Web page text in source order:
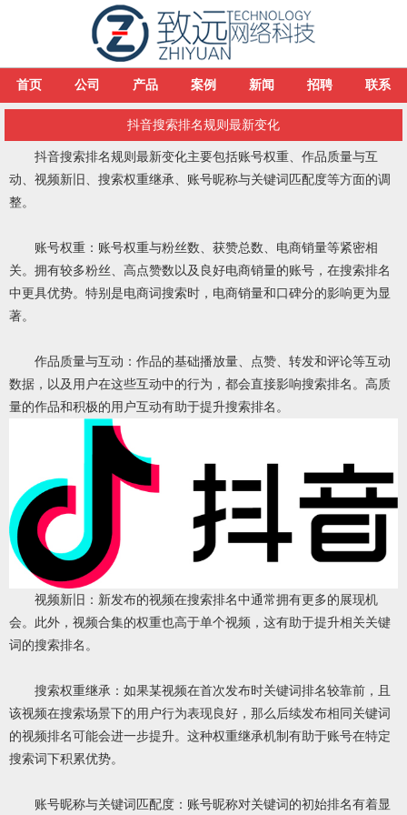
首页 公司 产品 案例 新闻 招聘 联系
抖音搜索排名规则最新变化
‌抖音搜索排名规则最新变化主要包括账号权重、作品质量与互
动、视频新旧、搜索权重继承、账号昵称与关键词匹配度等方面的调
整‌。
‌账号权重‌：账号权重与粉丝数、获赞总数、电商销量等紧密相
关。拥有较多粉丝、高点赞数以及良好电商销量的账号，在搜索排名
中更具优势。特别是电商词搜索时，电商销量和口碑分的影响更为显
著‌。
‌作品质量与互动‌：作品的基础播放量、点赞、转发和评论等互动
数据，以及用户在这些互动中的行为，都会直接影响搜索排名。高质
量的作品和积极的用户互动有助于提升搜索排名‌。
‌视频新旧‌：新发布的视频在搜索排名中通常拥有更多的展现机
会。此外，视频合集的权重也高于单个视频，这有助于提升相关关键
词的搜索排名‌。
‌搜索权重继承‌：如果某视频在首次发布时关键词排名较靠前，且
该视频在搜索场景下的用户行为表现良好，那么后续发布相同关键词
的视频排名可能会进一步提升。这种权重继承机制有助于账号在特定
搜索词下积累优势‌。
‌账号昵称与关键词匹配度‌：账号昵称对关键词的初始排名有着显